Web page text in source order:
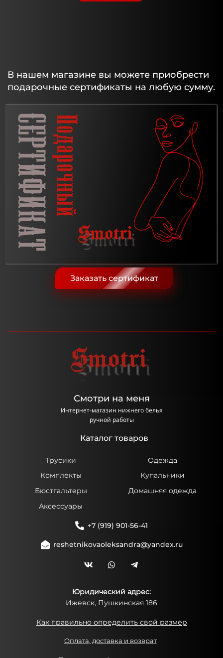
В нашем магазине вы можете приобрести
подарочные сертификаты на любую сумму.
Заказать сертификат
Смотри на меня
Интернет-магазин нижнего белья
ручной работы
Каталог товаров
Трусики
Одежда
Комплекты
Купальники
Бюстгальтеры
Домашняя одежда
Аксессуары
+7 (919) 901-56-41
reshetnikovaoleksandra@yandex.ru
Юридический адрес:
Ижевск, Пушкинская 186
Как правильно определить свой размер
Оплата, доставка и возврат